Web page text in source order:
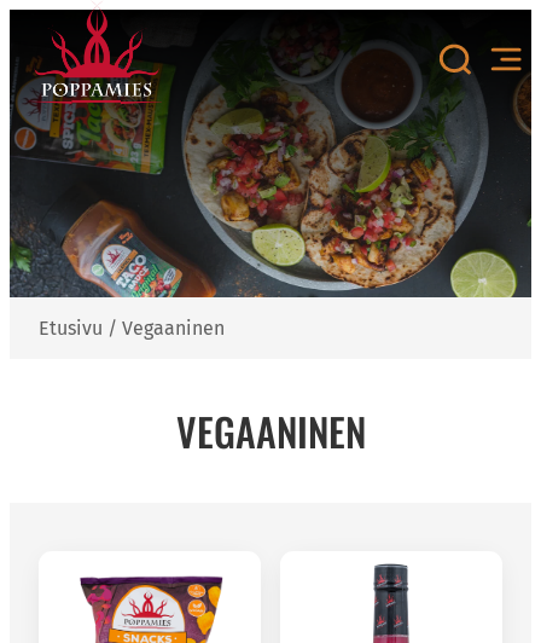
sisältöön
Etusivu / Vegaaninen
VEGAANINEN